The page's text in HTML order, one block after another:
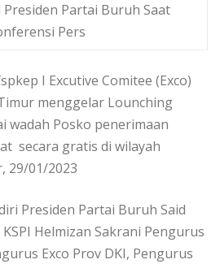
Presiden Partai Buruh Saat
Pers
I Excutive Comitee (Exco)
menggelar Lounching
wadah Posko penerimaan
secara gratis di wilayah
29/01/2023
Presiden Partai Buruh Said
KSPI Helmizan Sakrani Pengurus
Exco Prov DKI, Pengurus